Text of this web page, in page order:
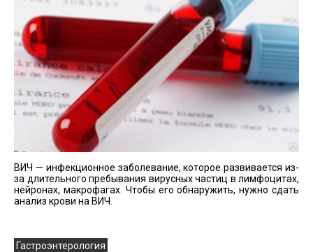
ВИЧ — инфекционное заболевание, которое развивается из-
за длительного пребывания вирусных частиц в лимфоцитах,
нейронах, макрофагах. Чтобы его обнаружить, нужно сдать
анализ крови на ВИЧ.
Гастроэнтерология